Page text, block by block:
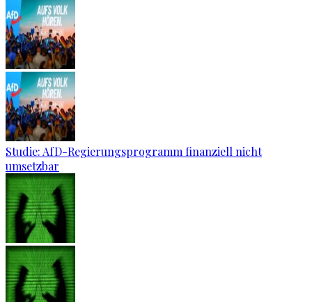
Studie: AfD-Regierungsprogramm finanziell nicht
umsetzbar